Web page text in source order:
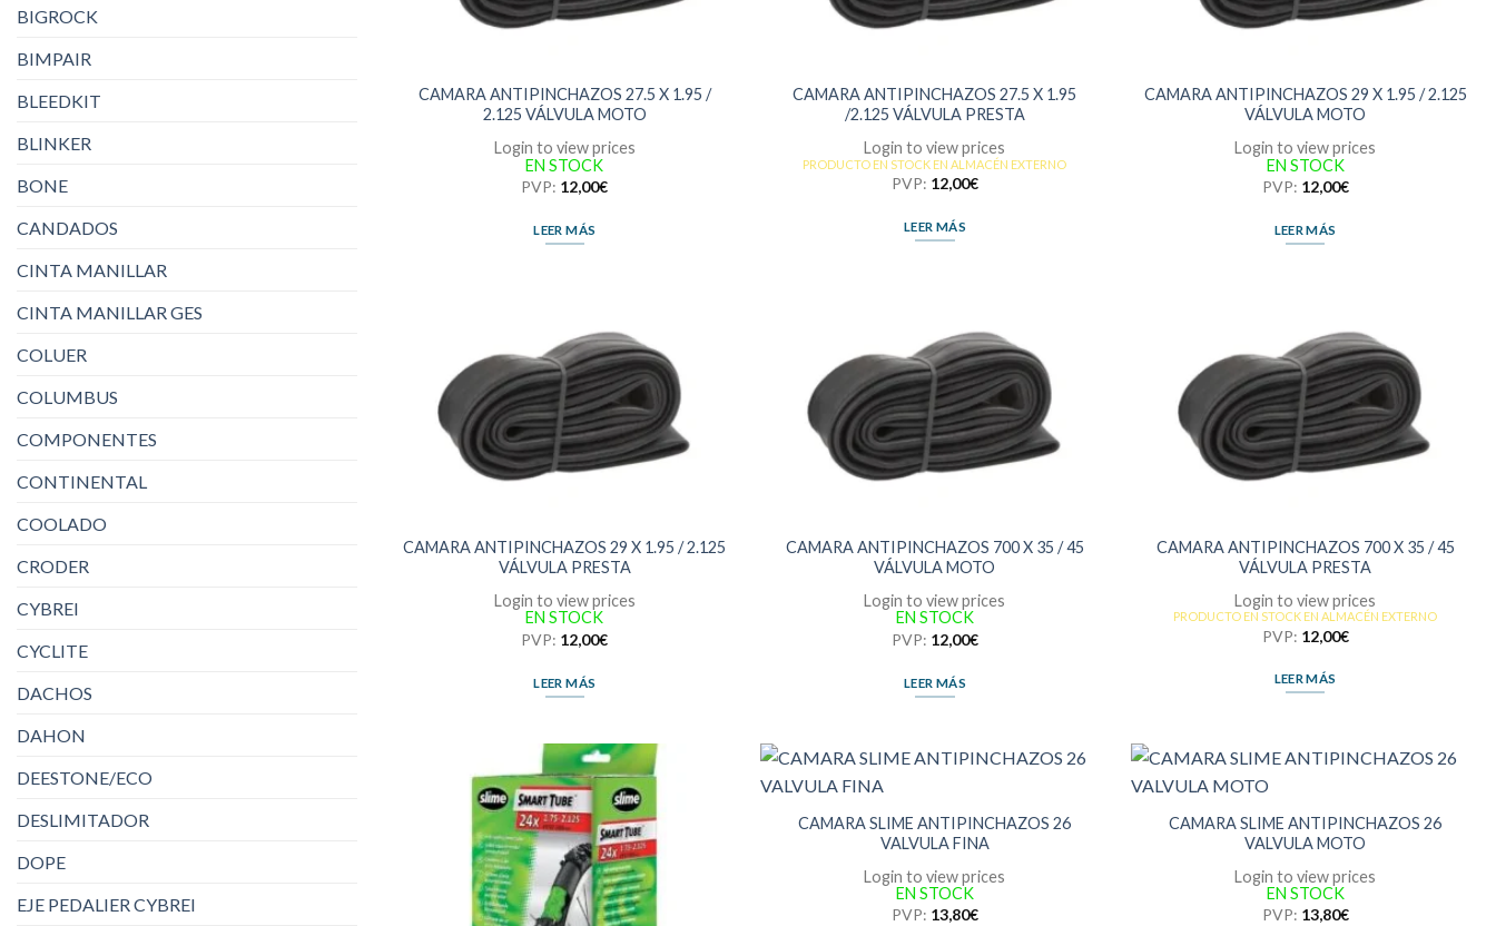
BIGROCK
BIMPAIR
BLEEDKIT
BLINKER
BONE
CANDADOS
CINTA MANILLAR
CINTA MANILLAR GES
COLUER
COLUMBUS
COMPONENTES
CONTINENTAL
COOLADO
CRODER
CYBREI
CYCLITE
DACHOS
DAHON
DEESTONE/ECO
DESLIMITADOR
DOPE
EJE PEDALIER CYBREI
CAMARA ANTIPINCHAZOS 27.5 X 1.95 /
2.125 VÁLVULA MOTO
Login to view prices
EN STOCK
PVP: 12,00€
LEER MÁS
CAMARA ANTIPINCHAZOS 27.5 X 1.95
/2.125 VÁLVULA PRESTA
Login to view prices
PRODUCTO EN STOCK EN ALMACÉN EXTERNO
PVP: 12,00€
LEER MÁS
CAMARA ANTIPINCHAZOS 29 X 1.95 / 2.125
VÁLVULA MOTO
Login to view prices
EN STOCK
PVP: 12,00€
LEER MÁS
CAMARA ANTIPINCHAZOS 29 X 1.95 / 2.125
VÁLVULA PRESTA
Login to view prices
EN STOCK
PVP: 12,00€
LEER MÁS
CAMARA ANTIPINCHAZOS 700 X 35 / 45
VÁLVULA MOTO
Login to view prices
EN STOCK
PVP: 12,00€
LEER MÁS
CAMARA ANTIPINCHAZOS 700 X 35 / 45
VÁLVULA PRESTA
Login to view prices
PRODUCTO EN STOCK EN ALMACÉN EXTERNO
PVP: 12,00€
LEER MÁS
CAMARA SLIME ANTIPINCHAZOS 26
VALVULA FINA
Login to view prices
EN STOCK
PVP: 13,80€
CAMARA SLIME ANTIPINCHAZOS 26
VALVULA MOTO
Login to view prices
EN STOCK
PVP: 13,80€